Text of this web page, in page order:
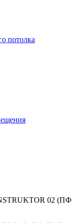
потолка